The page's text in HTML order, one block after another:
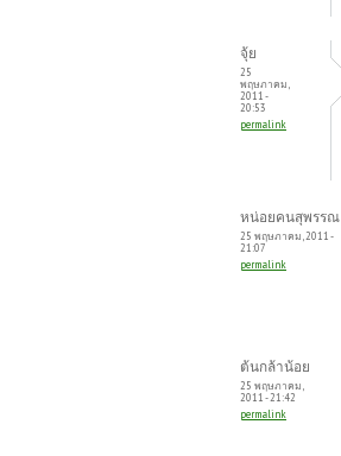
จุ้ย
25
พฤษภาคม,
2011 -
20:53
permalink
หน่อยคนสุพรรณ
25 พฤษภาคม, 2011 -
21:07
permalink
ต้นกล้าน้อย
25 พฤษภาคม,
2011 - 21:42
permalink